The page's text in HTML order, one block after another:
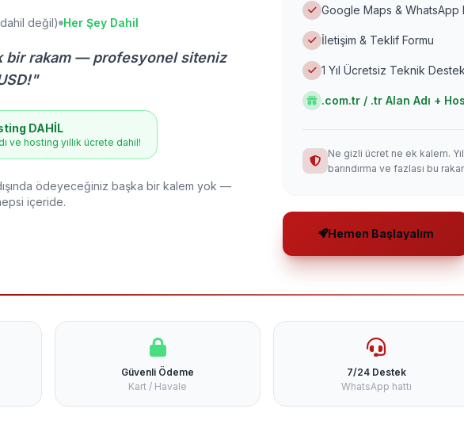
değil) Her Şey Dahil
bir rakam — profesyonel siteniz
DAHİL
ve hosting yıllık ücrete dahil!
ödeyeceğiniz başka bir kalem yok —
içeride.
Google Maps & WhatsApp
İletişim & Teklif Formu
1 Yıl Ücretsiz Teknik Destek
.com.tr / .tr Alan Adı +
Ne gizli ücret ne ek kalem.
barındırma ve fazlası bu
Hemen Başlayalım
Güvenli Ödeme
Kart / Havale
7/24 Destek
WhatsApp hattı